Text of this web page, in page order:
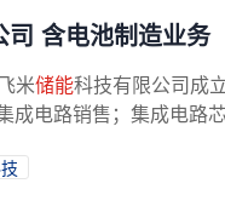
司 含电池制造业务
米储能科技有限公司成
成电路销售；集成电路